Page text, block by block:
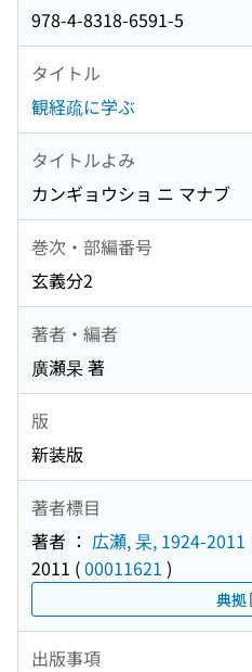
978-4-8318-6591-5
タイトル
観経疏に学ぶ
タイトルよみ
カンギョウショ ニ マナブ
巻次・部編番号
玄義分2
著者・編者
廣瀬杲 著
版
新装版
著者標目
著者 ： 広瀬, 杲, 1924-2011
2011 (00011621 )
典拠
出版事項